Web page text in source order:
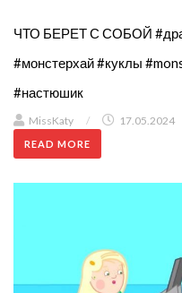
ЧТО БЕРЕТ С СОБОЙ
#монстерхай #куклы
#настюшик
MissKaty / 17.05.2024
READ MORE